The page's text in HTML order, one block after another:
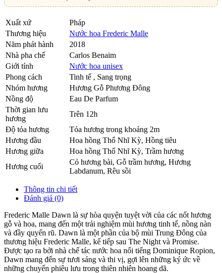
Xuất xứ
Pháp
Thương hiệu
Nước hoa Frederic Malle
Năm phát hành
2018
Nhà pha chế
Carlos Benaim
Giới tính
Nước hoa unisex
Phong cách
Tinh tế , Sang trọng
Nhóm hương
Hương Gỗ Phương Đông
Nồng độ
Eau De Parfum
Thời gian lưu
hương
Trên 12h
Độ tỏa hương
Tỏa hương trong khoảng 2m
Hương đầu
Hoa hồng Thổ Nhĩ Kỳ, Hồng tiêu
Hương giữa
Hoa hồng Thổ Nhĩ Kỳ, Trầm hương
Hương cuối
Cỏ hương bài, Gỗ trầm hương, Hương
Labdanum, Rêu sồi
Thông tin chi tiết
Đánh giá (0)
Frederic Malle Dawn là sự hòa quyện tuyệt vời của các nốt hương
gỗ và hoa, mang đến một trải nghiệm mùi hương tinh tế, nồng nàn
và đầy quyến rũ. Dawn là một phần của bộ mùi Trung Đông của
thương hiệu Frederic Malle, kế tiếp sau The Night và Promise.
Được tạo ra bởi nhà chế tác nước hoa nổi tiếng Dominique Ropion,
Dawn mang đến sự tươi sáng và thi vị, gợi lên những ký ức về
những chuyến phiêu lưu trong thiên nhiên hoang dã.